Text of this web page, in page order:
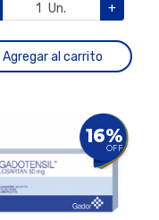
Un. +
Agregar al carrito
16%
OFF